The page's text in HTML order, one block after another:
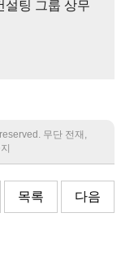
설팅 그룹 상무
무단 전재,
목록 다음